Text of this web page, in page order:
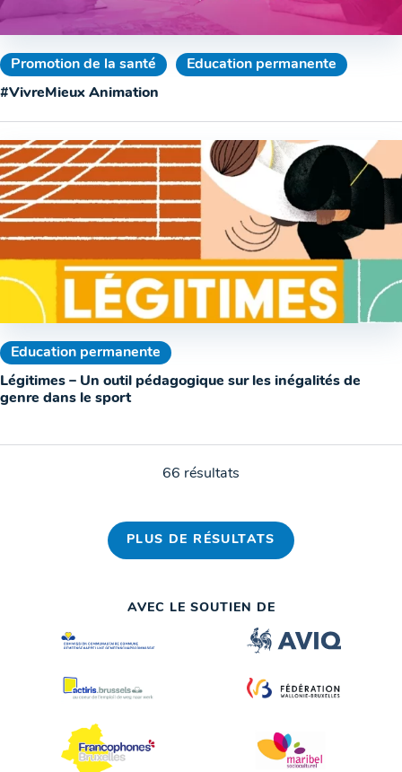
Promotion de la santé
Education permanente
#VivreMieux Animation
Education permanente
Légitimes – Un outil pédagogique sur les inégalités de
genre dans le sport
66 résultats
PLUS DE RÉSULTATS
AVEC LE SOUTIEN DE